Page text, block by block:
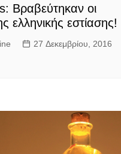
Βραβεύτηκαν οι
ελληνικής εστίασης!
27 Δεκεμβρίου, 2016